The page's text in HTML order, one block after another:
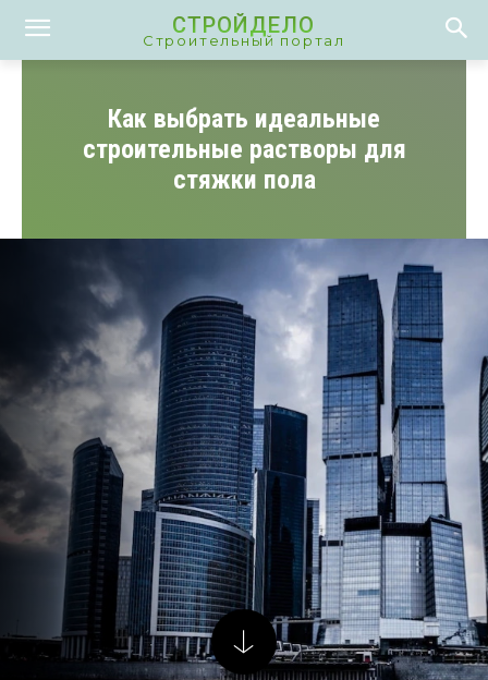
СТРОЙДЕЛО
Строительный портал
Как выбрать идеальные
строительные растворы для
стяжки пола